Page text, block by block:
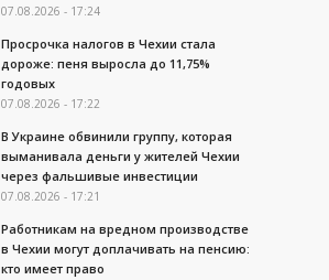
07.08.2026 - 17:24
Просрочка налогов в Чехии стала
дороже: пеня выросла до 11,75%
годовых
07.08.2026 - 17:22
В Украине обвинили группу, которая
выманивала деньги у жителей Чехии
через фальшивые инвестиции
07.08.2026 - 17:21
Работникам на вредном производстве
в Чехии могут доплачивать на пенсию:
кто имеет право